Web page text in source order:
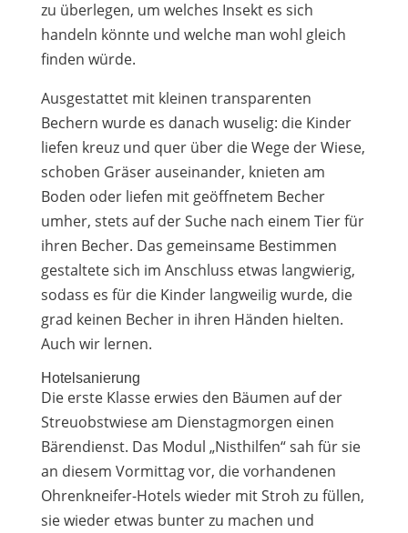
zu überlegen, um welches Insekt es sich
handeln könnte und welche man wohl gleich
finden würde.
Ausgestattet mit kleinen transparenten
Bechern wurde es danach wuselig: die Kinder
liefen kreuz und quer über die Wege der Wiese,
schoben Gräser auseinander, knieten am
Boden oder liefen mit geöffnetem Becher
umher, stets auf der Suche nach einem Tier für
ihren Becher. Das gemeinsame Bestimmen
gestaltete sich im Anschluss etwas langwierig,
sodass es für die Kinder langweilig wurde, die
grad keinen Becher in ihren Händen hielten.
Auch wir lernen.
Hotelsanierung
Die erste Klasse erwies den Bäumen auf der
Streuobstwiese am Dienstagmorgen einen
Bärendienst. Das Modul „Nisthilfen“ sah für sie
an diesem Vormittag vor, die vorhandenen
Ohrenkneifer-Hotels wieder mit Stroh zu füllen,
sie wieder etwas bunter zu machen und